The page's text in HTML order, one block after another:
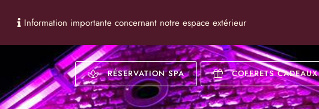
Information importante concernant notre espace extérieur
RÉSERVATION SPA COFFRETS CADEAUX